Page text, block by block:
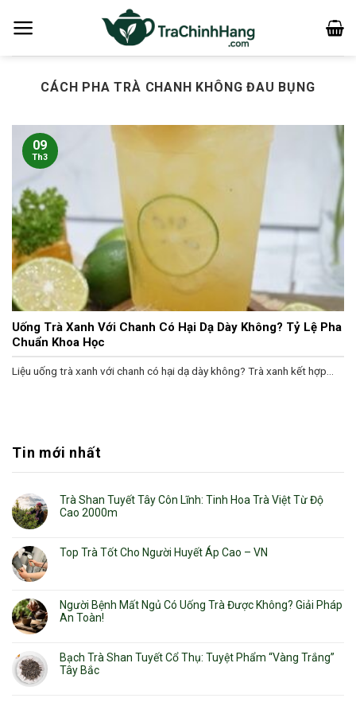
qua
CÁCH PHA TRÀ CHANH KHÔNG ĐAU BỤNG
Uống Trà Xanh Với Chanh Có Hại Dạ Dày Không? Tỷ Lệ Pha
Chuẩn Khoa Học
Liệu uống trà xanh với chanh có hại dạ dày không? Trà xanh kết hợp...
09
Th3
Tin mới nhất
Trà Shan Tuyết Tây Côn Lĩnh: Tinh Hoa Trà Việt Từ Độ
Cao 2000m
Top Trà Tốt Cho Người Huyết Áp Cao – VN
Người Bệnh Mất Ngủ Có Uống Trà Được Không? Giải Pháp
An Toàn!
Bạch Trà Shan Tuyết Cổ Thụ: Tuyệt Phẩm “Vàng Trắng”
Tây Bắc